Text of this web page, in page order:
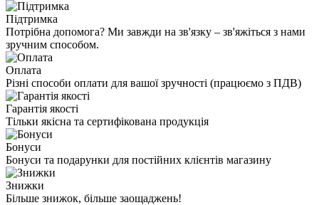
Підтримка
Потрібна допомога? Ми завжди на зв'язку – зв'яжіться з нами
зручним способом.
Оплата
Різні способи оплати для вашої зручності (працюємо з ПДВ)
Гарантія якості
Тільки якісна та сертифікована продукція
Бонуси
Бонуси та подарунки для постійних клієнтів магазину
Знижки
Більше знижок, більше заощаджень!